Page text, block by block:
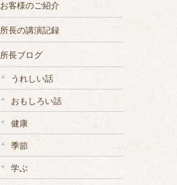
お客様のご紹介
所長の講演記録
所長ブログ
うれしい話
おもしろい話
健康
季節
学ぶ